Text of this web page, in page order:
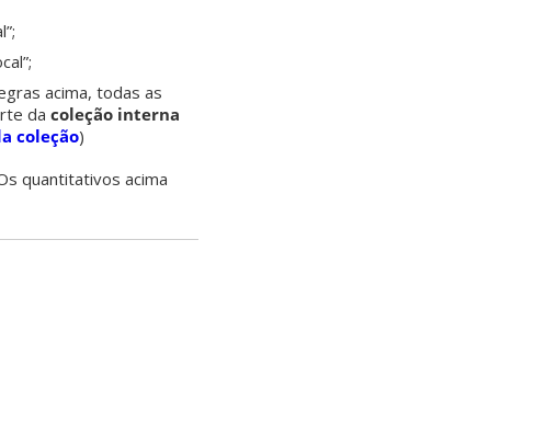
acima, todas as
da coleção interna
coleção)
quantitativos acima